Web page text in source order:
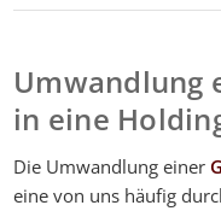
Umwandlung
in eine
Die Umwandlung einer
eine von uns häufig